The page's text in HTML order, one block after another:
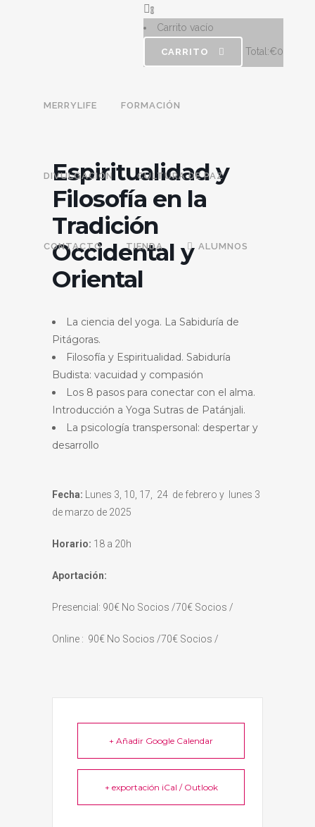
0
Carrito vacío
CARRITO Total:€0
MERRYLIFE FORMACIÓN
DIVULGACIÓN CULTURA DE PAZ
CONTACTO TIENDA ALUMNOS
Espiritualidad y
Filosofía en la
Tradición
Occidental y
Oriental
La ciencia del yoga. La Sabiduría de
Pitágoras.
Filosofía y Espiritualidad. Sabiduría
Budista: vacuidad y compasión
Los 8 pasos para conectar con el alma.
Introducción a Yoga Sutras de Patánjali.
La psicología transpersonal: despertar y
desarrollo
Fecha: Lunes 3, 10, 17, 24 de febrero y lunes 3
de marzo de 2025
Horario: 18 a 20h
Aportación:
Presencial: 90€ No Socios /70€ Socios /
Online : 90€ No Socios /70€ Socios /
+ Añadir Google Calendar
+ exportación iCal / Outlook